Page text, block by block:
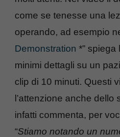
come se tenesse una
operando, ad esempio
Demonstration *” spiega
minimi dettagli su un
clip di 10 minuti. Questi
l’attenzione anche dello
infatti commenta, per
“Stiamo notando un